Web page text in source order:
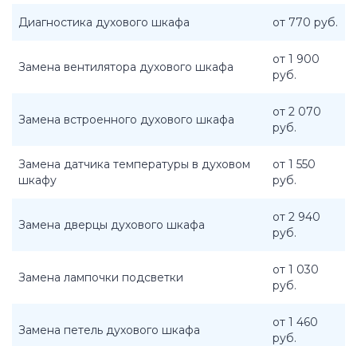
Диагностика духового шкафа от 770 руб.
Замена вентилятора духового шкафа
от 1 900
руб.
Замена встроенного духового шкафа
от 2 070
руб.
Замена датчика температуры в духовом
шкафу
от 1 550
руб.
Замена дверцы духового шкафа
от 2 940
руб.
Замена лампочки подсветки
от 1 030
руб.
Замена петель духового шкафа
от 1 460
руб.